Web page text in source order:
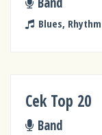
Blues,
Cek Top 20
Band